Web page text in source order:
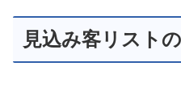
見込み客リスト